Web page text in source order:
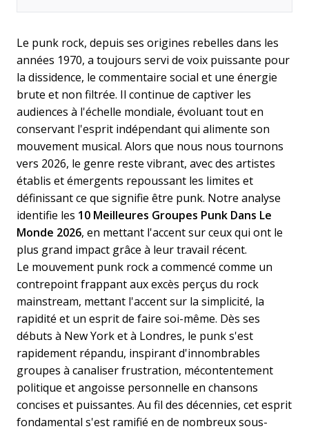
Le punk rock, depuis ses origines rebelles dans les
années 1970, a toujours servi de voix puissante pour
la dissidence, le commentaire social et une énergie
brute et non filtrée. Il continue de captiver les
audiences à l'échelle mondiale, évoluant tout en
conservant l'esprit indépendant qui alimente son
mouvement musical. Alors que nous nous tournons
vers 2026, le genre reste vibrant, avec des artistes
établis et émergents repoussant les limites et
définissant ce que signifie être punk. Notre analyse
identifie les 10 Meilleures Groupes Punk Dans Le
Monde 2026, en mettant l'accent sur ceux qui ont le
plus grand impact grâce à leur travail récent.
Le mouvement punk rock a commencé comme un
contrepoint frappant aux excès perçus du rock
mainstream, mettant l'accent sur la simplicité, la
rapidité et un esprit de faire soi-même. Dès ses
débuts à New York et à Londres, le punk s'est
rapidement répandu, inspirant d'innombrables
groupes à canaliser frustration, mécontentement
politique et angoisse personnelle en chansons
concises et puissantes. Au fil des décennies, cet esprit
fondamental s'est ramifié en de nombreux sous-